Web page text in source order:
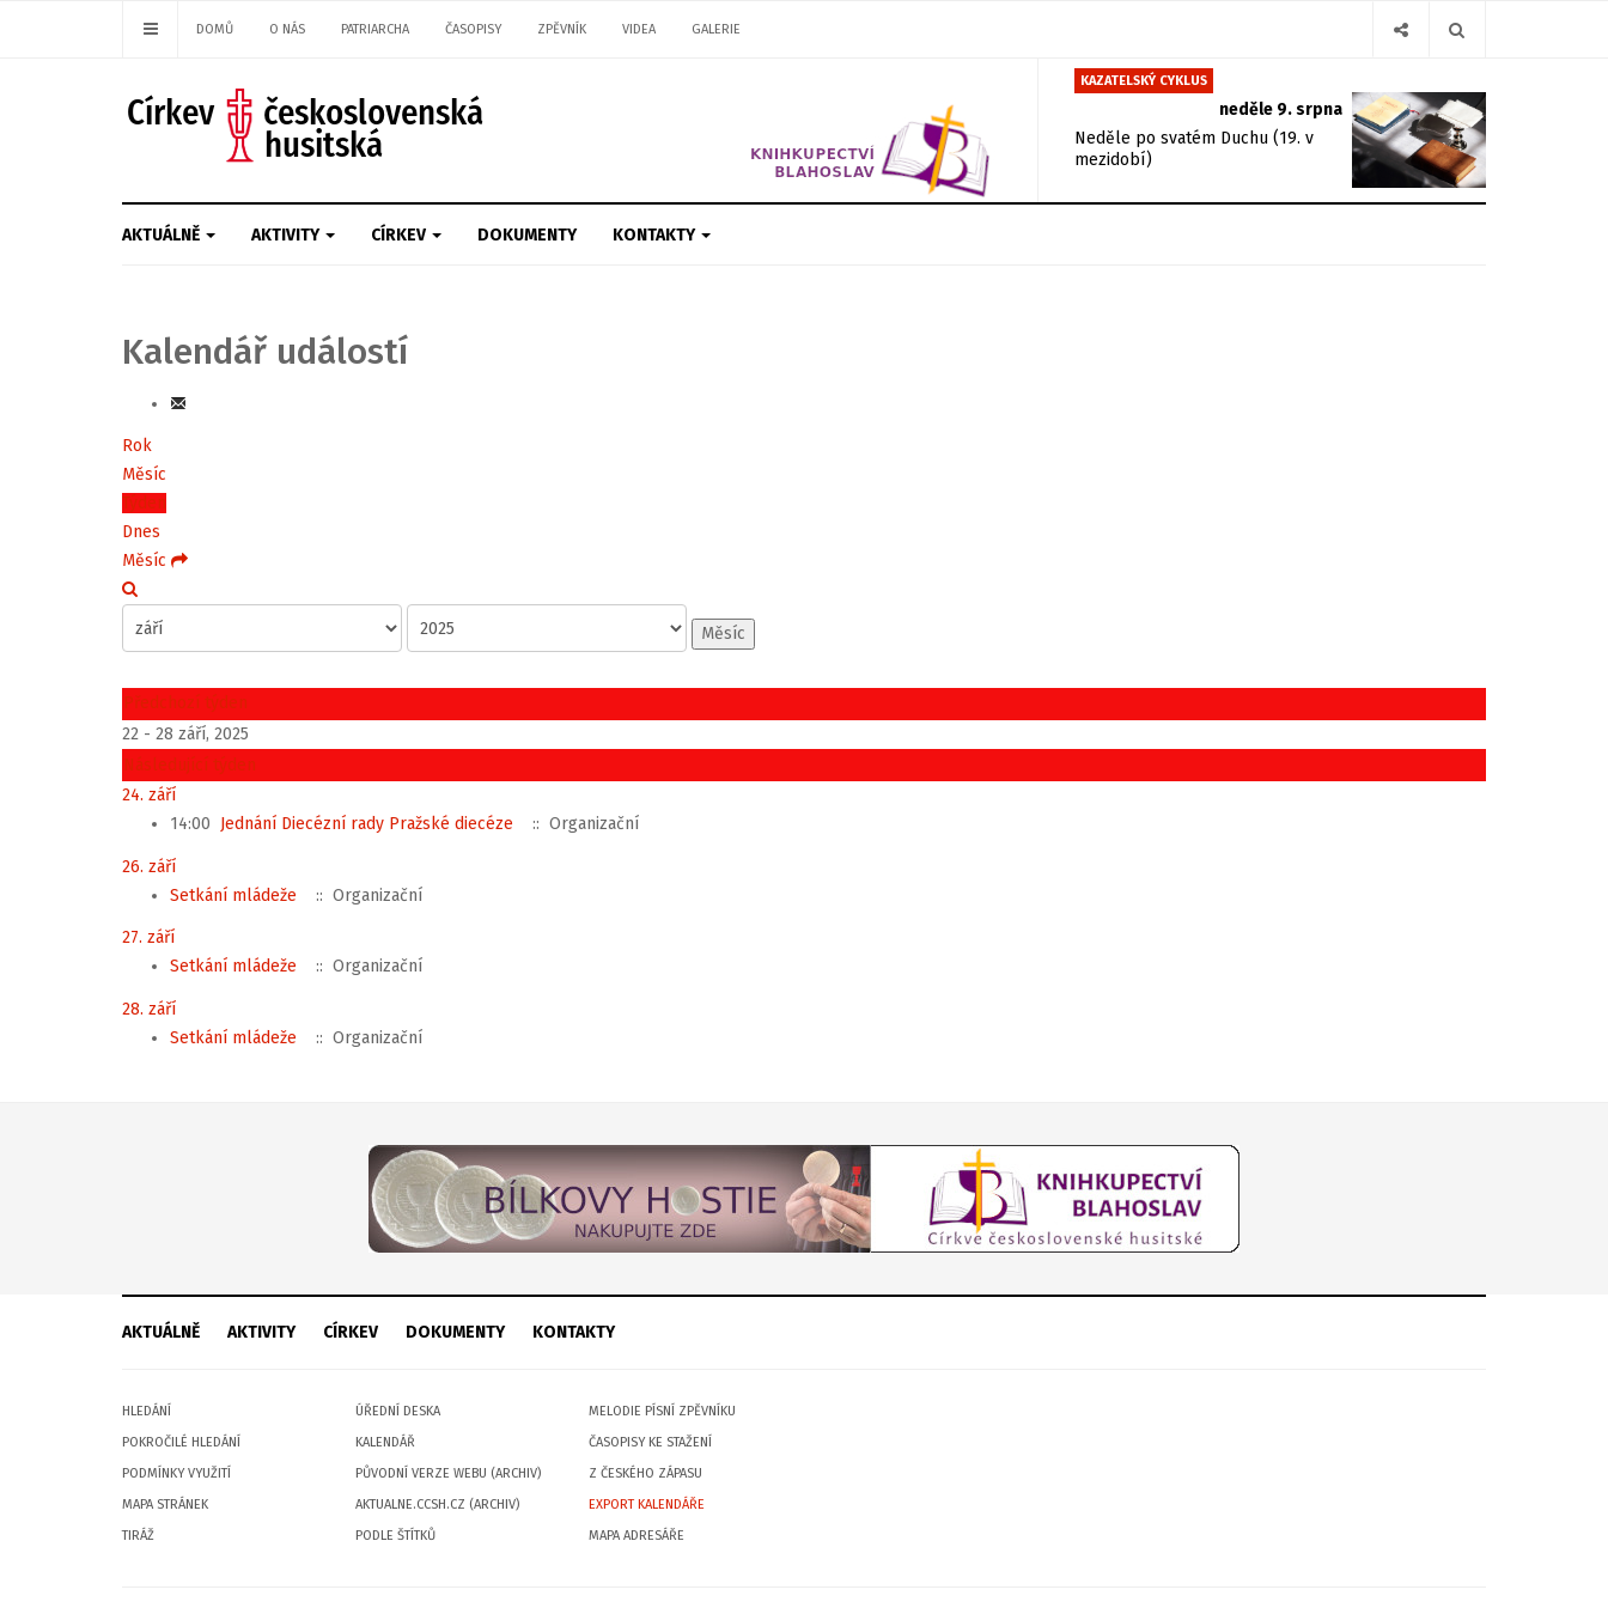
DOMŮ O NÁS PATRIARCHA ČASOPISY ZPĚVNÍK VIDEA GALERIE
KAZATELSKÝ CYKLUS
neděle 9. srpna
Neděle po svatém Duchu (19. v
mezidobí)
AKTUÁLNĚ AKTIVITY CÍRKEV DOKUMENTY KONTAKTY
Kalendář událostí
Rok
Měsíc
Týden
Dnes
Měsíc
Měsíc
Předchozí týden
22 - 28 září, 2025
Následující týden
24. září
14:00 Jednání Diecézní rady Pražské diecéze :: Organizační
26. září
Setkání mládeže
:: Organizační
27. září
Setkání mládeže
:: Organizační
28. září
Setkání mládeže
:: Organizační
AKTUÁLNĚ AKTIVITY CÍRKEV DOKUMENTY KONTAKTY
HLEDÁNÍ
POKROČILÉ HLEDÁNÍ
PODMÍNKY VYUŽITÍ
MAPA STRÁNEK
TIRÁŽ
ÚŘEDNÍ DESKA
KALENDÁŘ
PŮVODNÍ VERZE WEBU (ARCHIV)
AKTUALNE.CCSH.CZ (ARCHIV)
PODLE ŠTÍTKŮ
MELODIE PÍSNÍ ZPĚVNÍKU
ČASOPISY KE STAŽENÍ
Z ČESKÉHO ZÁPASU
EXPORT KALENDÁŘE
MAPA ADRESÁŘE